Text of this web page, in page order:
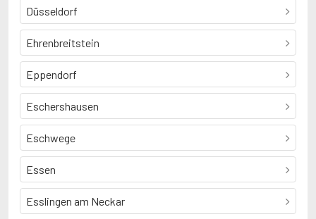
Düsseldorf
Ehrenbreitstein
Eppendorf
Eschershausen
Eschwege
Essen
Esslingen am Neckar